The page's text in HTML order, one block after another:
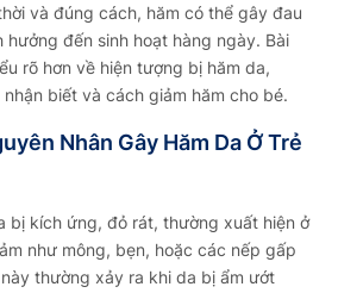
và đúng cách, hăm có thể gây đau
hưởng đến sinh hoạt hàng ngày. Bài
rõ hơn về hiện tượng bị hăm da,
biết và cách giảm hăm cho bé.
Nhân Gây Hăm Da Ở Trẻ
bị kích ứng, đỏ rát, thường xuất hiện ở
như mông, bẹn, hoặc các nếp gấp
thường xảy ra khi da bị ẩm ướt